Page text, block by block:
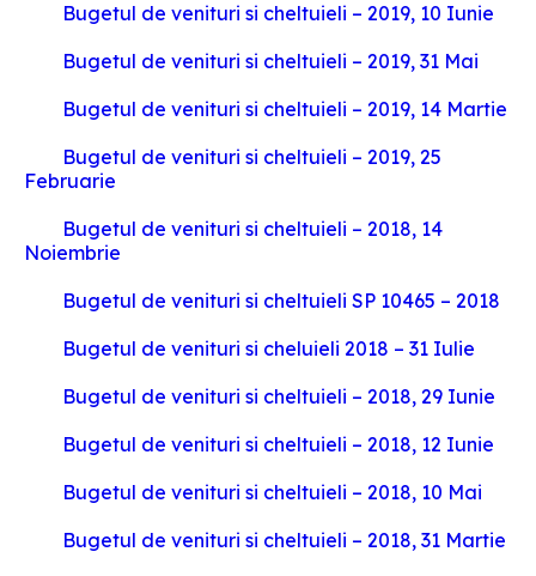
Bugetul de venituri si cheltuieli – 2019, 10 Iunie
Bugetul de venituri si cheltuieli – 2019, 31 Mai
Bugetul de venituri si cheltuieli – 2019, 14 Martie
Bugetul de venituri si cheltuieli – 2019, 25
Februarie
Bugetul de venituri si cheltuieli – 2018, 14
Noiembrie
Bugetul de venituri si cheltuieli SP 10465 – 2018
Bugetul de venituri si cheluieli 2018 – 31 Iulie
Bugetul de venituri si cheltuieli – 2018, 29 Iunie
Bugetul de venituri si cheltuieli – 2018, 12 Iunie
Bugetul de venituri si cheltuieli – 2018, 10 Mai
Bugetul de venituri si cheltuieli – 2018, 31 Martie